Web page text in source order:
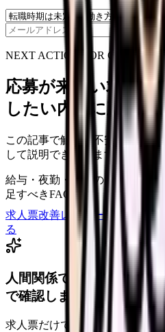
保存
NEXT ACTION FOR CLINICS
応募が来ない求人票
したい内容に直せま
この記事で触れた不安を、自院
して説明できていますか？
給与・夜勤・休日の見せ方 応
足すべきFAQ
求人票改善レビューの見積もり
る
人間関係で失敗しにくい
で確認しませんか。
求人票だけでは、師長の方針、